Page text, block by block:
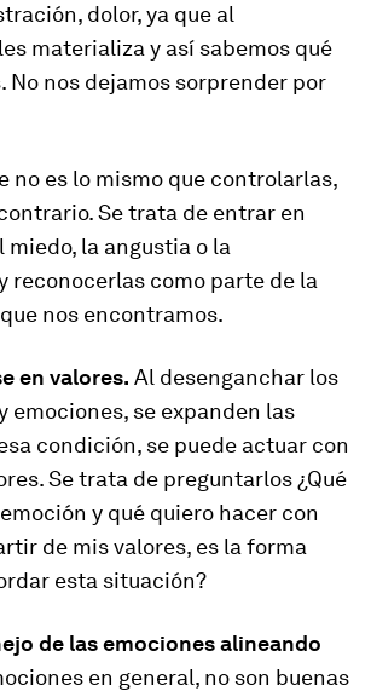
dolor, ya que al
materializa y así sabemos qué
No nos dejamos sorprender por
no es lo mismo que controlarlas,
Se trata de entrar en
la angustia o la
reconocerlas como parte de la
nos encontramos.
en valores. Al desenganchar los
emociones, se expanden las
condición, se puede actuar con
Se trata de preguntarlos ¿Qué
y qué quiero hacer con
de mis valores, es la forma
esta situación?
de las emociones alineando
en general, no son buenas